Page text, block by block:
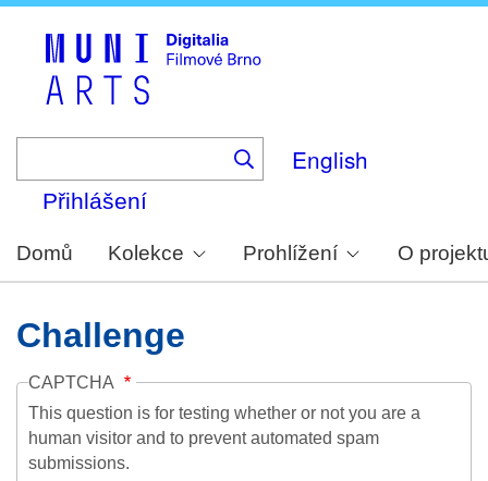
English
Přihlášení
Domů Kolekce Prohlížení O
Challenge
CAPTCHA
This question is for testing whether or not you are a
human visitor and to prevent automated spam
submissions.